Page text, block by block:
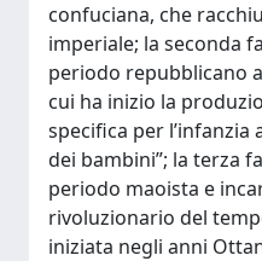
confuciana, che
imperiale; la seconda
periodo repubblicano
cui ha inizio la
specifica per l’infanzia
dei bambini”; la terza
periodo maoista e
rivoluzionario del
iniziata negli anni